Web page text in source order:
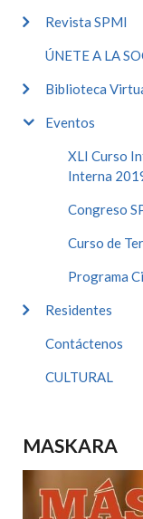
Revista SPMI
ÚNETE A LA
Biblioteca
Eventos
XLI Curso
Interna
Congreso
Curso de
Programa
Residentes
Contáctenos
CULTURAL
MASKARA